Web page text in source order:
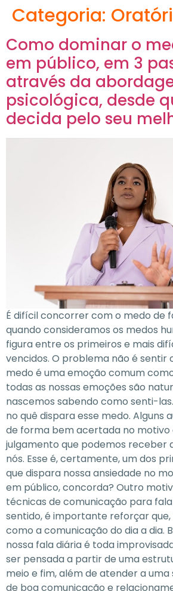
Categoria:
Como dominar o
em público, em 3
através da
psicológica, desde
decida pelo seu
É difícil concorrer com o medo de
quando consideramos os medos
figura entre os primeiros e mais
vencidos. O problema não é sentir
medo é uma emoção comum
todas as nossas emoções são
nascemos sabendo como senti-
no quê dispara esse medo. Alguns
de forma bem acertada no motivo
julgamento que podemos receber
nós. Esse é, certamente, um dos
que dispara nossa ansiedade no
em público, concorda? Outro
técnicas de comunicação para
sentido, é importante reforçar
como a comunicação do dia a dia.
nossa fala diária é toda
ser pensada a partir de uma
meio e fim, além de atender a uma
de boa comunicação e